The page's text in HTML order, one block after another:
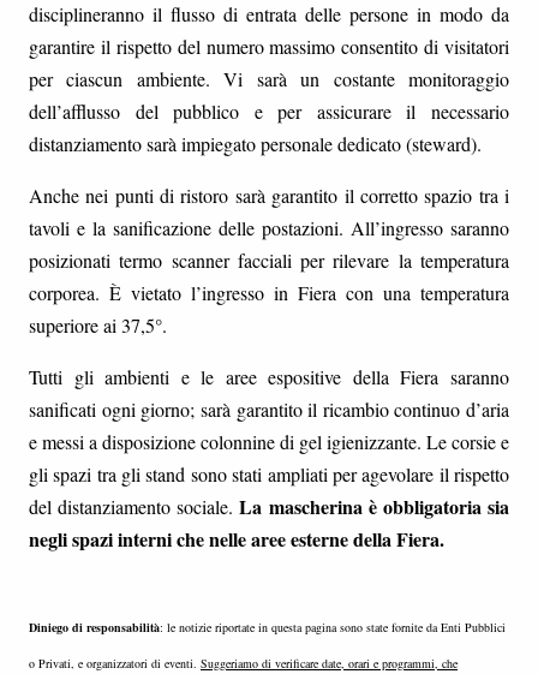
disciplineranno il flusso di entrata delle persone in modo da
garantire il rispetto del numero massimo consentito di visitatori
per ciascun ambiente. Vi sarà un costante monitoraggio
dell’afflusso del pubblico e per assicurare il necessario
distanziamento sarà impiegato personale dedicato (steward).
Anche nei punti di ristoro sarà garantito il corretto spazio tra i
tavoli e la sanificazione delle postazioni. All’ingresso saranno
posizionati termo scanner facciali per rilevare la temperatura
corporea. È vietato l’ingresso in Fiera con una temperatura
superiore ai 37,5°.
Tutti gli ambienti e le aree espositive della Fiera saranno
sanificati ogni giorno; sarà garantito il ricambio continuo d’aria
e messi a disposizione colonnine di gel igienizzante. Le corsie e
gli spazi tra gli stand sono stati ampliati per agevolare il rispetto
del distanziamento sociale.La mascherina è obbligatoria sia
negli spazi interni che nelle aree esterne della Fiera.
Diniego di responsabilità: le notizie riportate in questa pagina sono state fornite da Enti Pubblici
o Privati, e organizzatori di eventi. Suggeriamo di verificare date, orari e programmi, che